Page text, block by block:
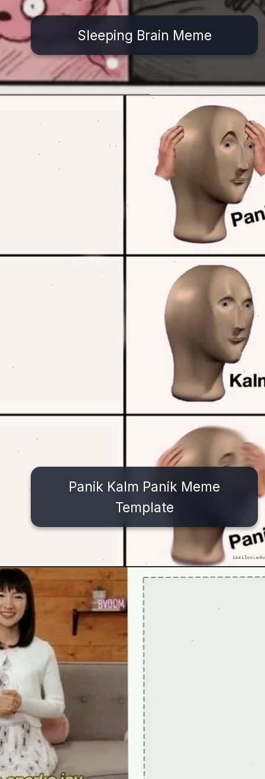
Sleeping Brain Meme
https://issiloo.edu.vn/brain-meme
Panik Kalm Panik Meme
Template
https://issiloo.edu.vn/brain-meme